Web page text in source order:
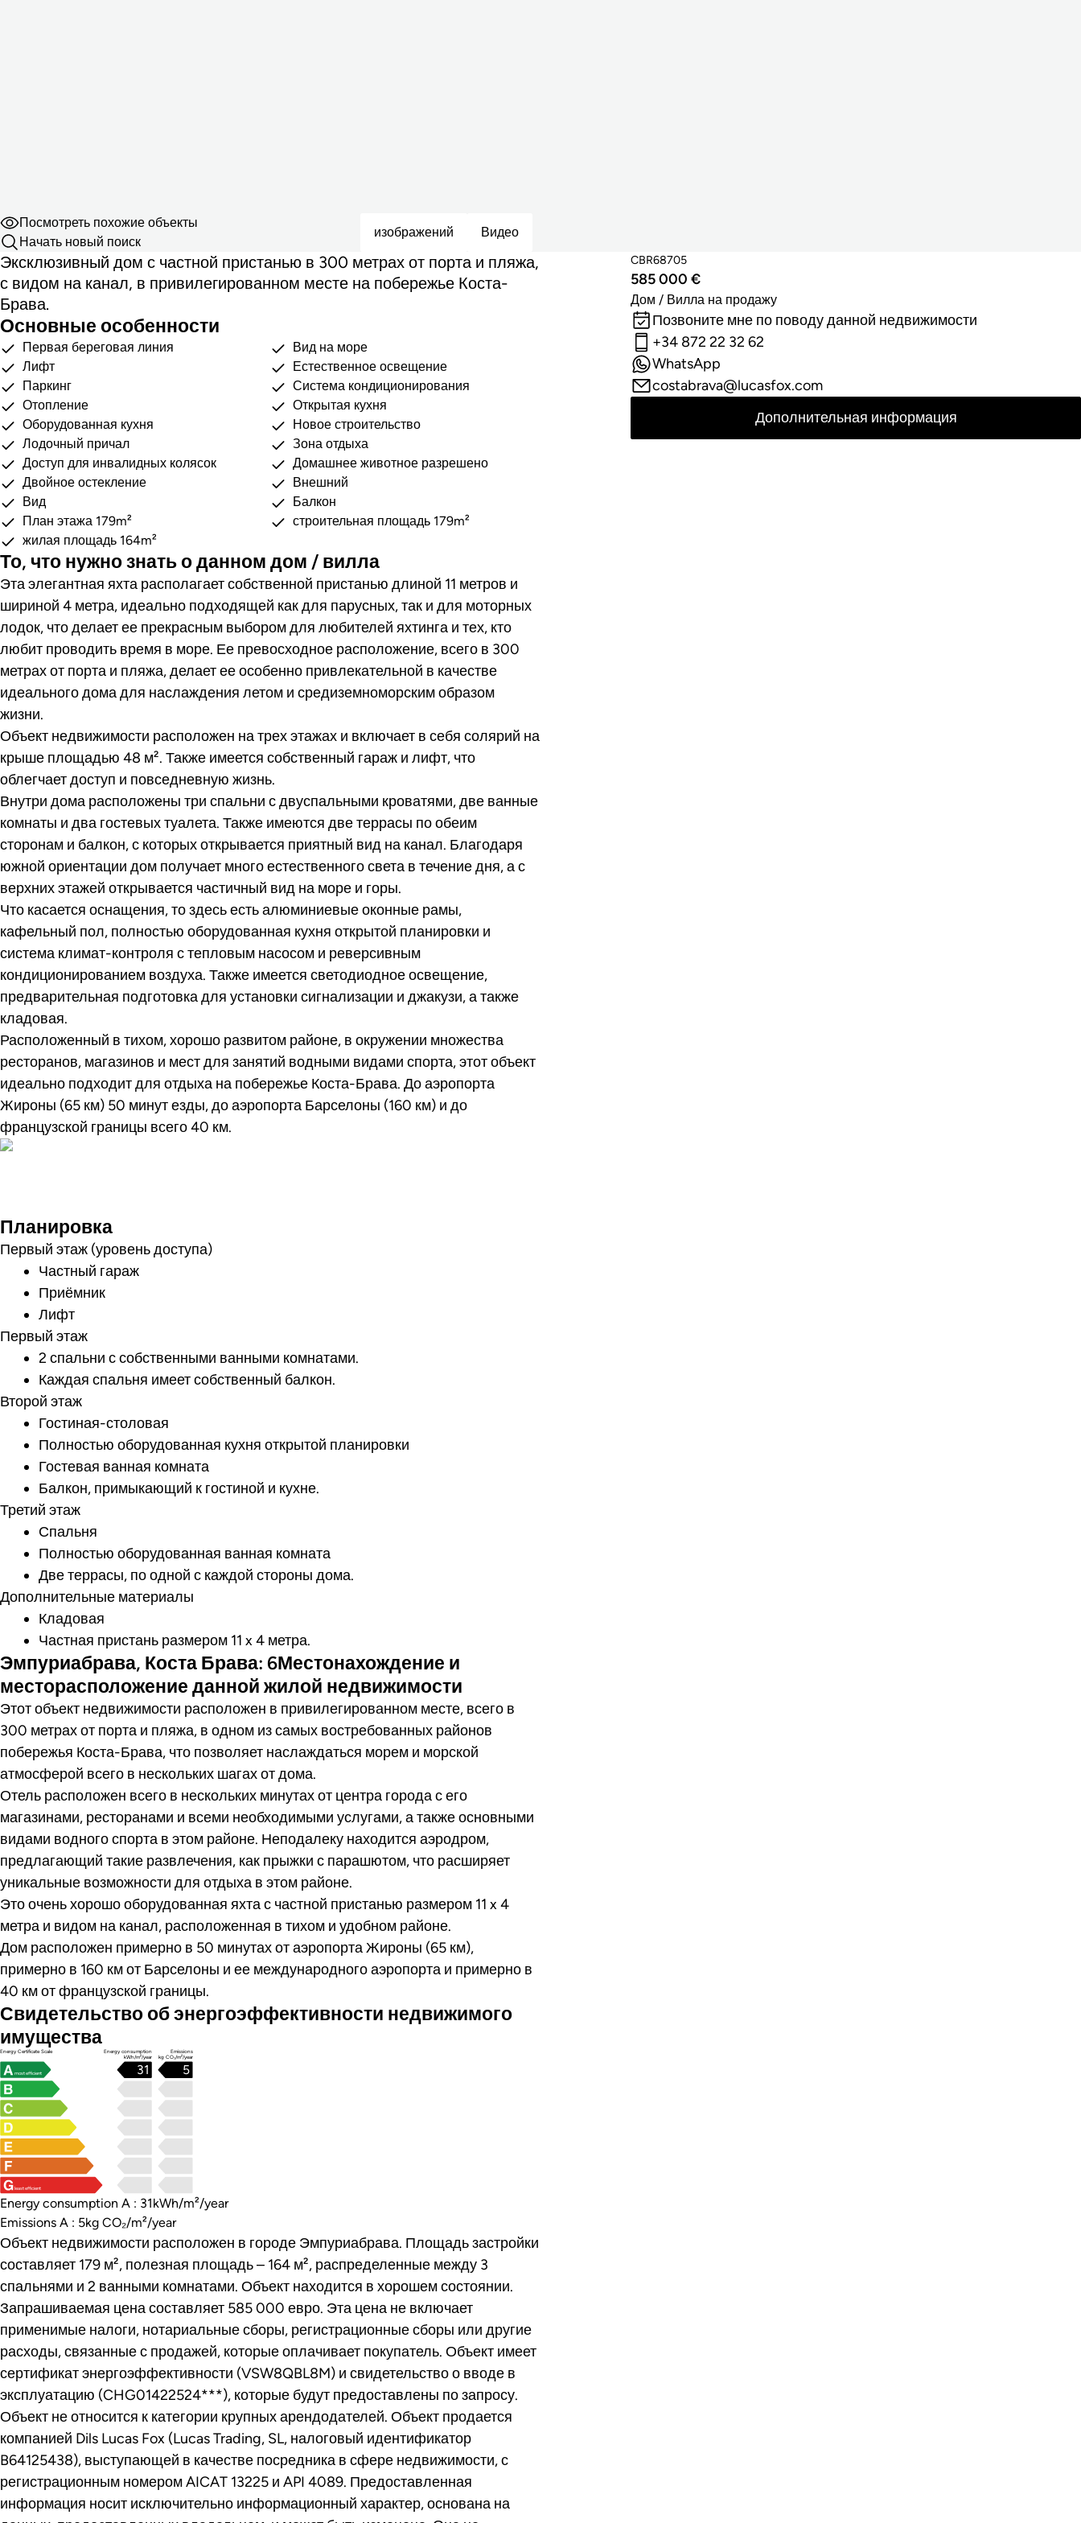
изображений Видео
Посмотреть похожие объекты
Начать новый поиск
Эксклюзивный дом с частной пристанью в 300 метрах от порта и пляжа,
с видом на канал, в привилегированном месте на побережье Коста-
Брава.
Основные особенности
Первая береговая линия
Вид на море
Лифт
Естественное освещение
Паркинг
Система кондиционирования
Отопление
Открытая кухня
Оборудованная кухня
Новое строительство
Лодочный причал
Зона отдыха
Доступ для инвалидных колясок
Домашнее животное разрешено
Двойное остекление
Внешний
Вид
Балкон
План этажа 179m²
строительная площадь 179m²
жилая площадь 164m²
То, что нужно знать о данном дом / вилла
Эта элегантная яхта располагает собственной пристанью длиной 11 метров и
шириной 4 метра, идеально подходящей как для парусных, так и для моторных
лодок, что делает ее прекрасным выбором для любителей яхтинга и тех, кто
любит проводить время в море. Ее превосходное расположение, всего в 300
метрах от порта и пляжа, делает ее особенно привлекательной в качестве
идеального дома для наслаждения летом и средиземноморским образом
жизни.
Объект недвижимости расположен на трех этажах и включает в себя солярий на
крыше площадью 48 м². Также имеется собственный гараж и лифт, что
облегчает доступ и повседневную жизнь.
Внутри дома расположены три спальни с двуспальными кроватями, две ванные
комнаты и два гостевых туалета. Также имеются две террасы по обеим
сторонам и балкон, с которых открывается приятный вид на канал. Благодаря
южной ориентации дом получает много естественного света в течение дня, а с
верхних этажей открывается частичный вид на море и горы.
Что касается оснащения, то здесь есть алюминиевые оконные рамы,
кафельный пол, полностью оборудованная кухня открытой планировки и
система климат-контроля с тепловым насосом и реверсивным
кондиционированием воздуха. Также имеется светодиодное освещение,
предварительная подготовка для установки сигнализации и джакузи, а также
кладовая.
Расположенный в тихом, хорошо развитом районе, в окружении множества
ресторанов, магазинов и мест для занятий водными видами спорта, этот объект
идеально подходит для отдыха на побережье Коста-Брава. До аэропорта
Жироны (65 км) 50 минут езды, до аэропорта Барселоны (160 км) и до
французской границы всего 40 км.
Планировка
Первый этаж (уровень доступа)
Частный гараж
Приёмник
Лифт
Первый этаж
2 спальни с собственными ванными комнатами.
Каждая спальня имеет собственный балкон.
Второй этаж
Гостиная-столовая
Полностью оборудованная кухня открытой планировки
Гостевая ванная комната
Балкон, примыкающий к гостиной и кухне.
Третий этаж
Спальня
Полностью оборудованная ванная комната
Две террасы, по одной с каждой стороны дома.
Дополнительные материалы
Кладовая
Частная пристань размером 11 x 4 метра.
Эмпуриабрава, Коста Брава: 6Местонахождение и
месторасположение данной жилой недвижимости
Этот объект недвижимости расположен в привилегированном месте, всего в
300 метрах от порта и пляжа, в одном из самых востребованных районов
побережья Коста-Брава, что позволяет наслаждаться морем и морской
атмосферой всего в нескольких шагах от дома.
Отель расположен всего в нескольких минутах от центра города с его
магазинами, ресторанами и всеми необходимыми услугами, а также основными
видами водного спорта в этом районе. Неподалеку находится аэродром,
предлагающий такие развлечения, как прыжки с парашютом, что расширяет
уникальные возможности для отдыха в этом районе.
Это очень хорошо оборудованная яхта с частной пристанью размером 11 x 4
метра и видом на канал, расположенная в тихом и удобном районе.
Дом расположен примерно в 50 минутах от аэропорта Жироны (65 км),
примерно в 160 км от Барселоны и ее международного аэропорта и примерно в
40 км от французской границы.
Свидетельство об энергоэффективности недвижимого
имущества
Energy Certificate Scale
Energy consumption
kWh/m²/year
Emissions
kg CO₂/m²/year
most efficient
least efficient
5
31
Energy consumption A : 31kWh/m²/year
Emissions A : 5kg CO₂/m²/year
Объект недвижимости расположен в городе Эмпуриабрава. Площадь застройки
составляет 179 м², полезная площадь – 164 м², распределенные между 3
спальнями и 2 ванными комнатами. Объект находится в хорошем состоянии.
Запрашиваемая цена составляет 585 000 евро. Эта цена не включает
применимые налоги, нотариальные сборы, регистрационные сборы или другие
расходы, связанные с продажей, которые оплачивает покупатель. Объект имеет
сертификат энергоэффективности (VSW8QBL8M) и свидетельство о вводе в
эксплуатацию (CHG01422524***), которые будут предоставлены по запросу.
Объект не относится к категории крупных арендодателей. Объект продается
компанией Dils Lucas Fox (Lucas Trading, SL, налоговый идентификатор
B64125438), выступающей в качестве посредника в сфере недвижимости, с
регистрационным номером AICAT 13225 и API 4089. Предоставленная
информация носит исключительно информационный характер, основана на
CBR68705
585 000 €
Дом / Вилла на продажу
Позвоните мне по поводу данной недвижимости
+34 872 22 32 62
WhatsApp
costabrava@lucasfox.com
Дополнительная информация